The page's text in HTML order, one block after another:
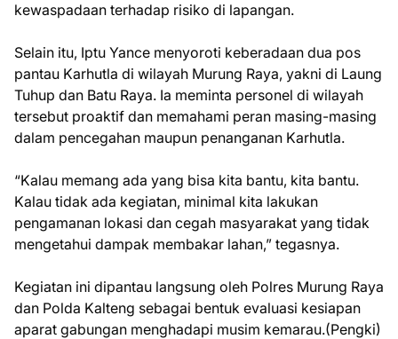
kewaspadaan terhadap risiko di lapangan.
Selain itu, Iptu Yance menyoroti keberadaan dua pos
pantau Karhutla di wilayah Murung Raya, yakni di Laung
Tuhup dan Batu Raya. Ia meminta personel di wilayah
tersebut proaktif dan memahami peran masing-masing
dalam pencegahan maupun penanganan Karhutla.
“Kalau memang ada yang bisa kita bantu, kita bantu.
Kalau tidak ada kegiatan, minimal kita lakukan
pengamanan lokasi dan cegah masyarakat yang tidak
mengetahui dampak membakar lahan,” tegasnya.
Kegiatan ini dipantau langsung oleh Polres Murung Raya
dan Polda Kalteng sebagai bentuk evaluasi kesiapan
aparat gabungan menghadapi musim kemarau.(Pengki)